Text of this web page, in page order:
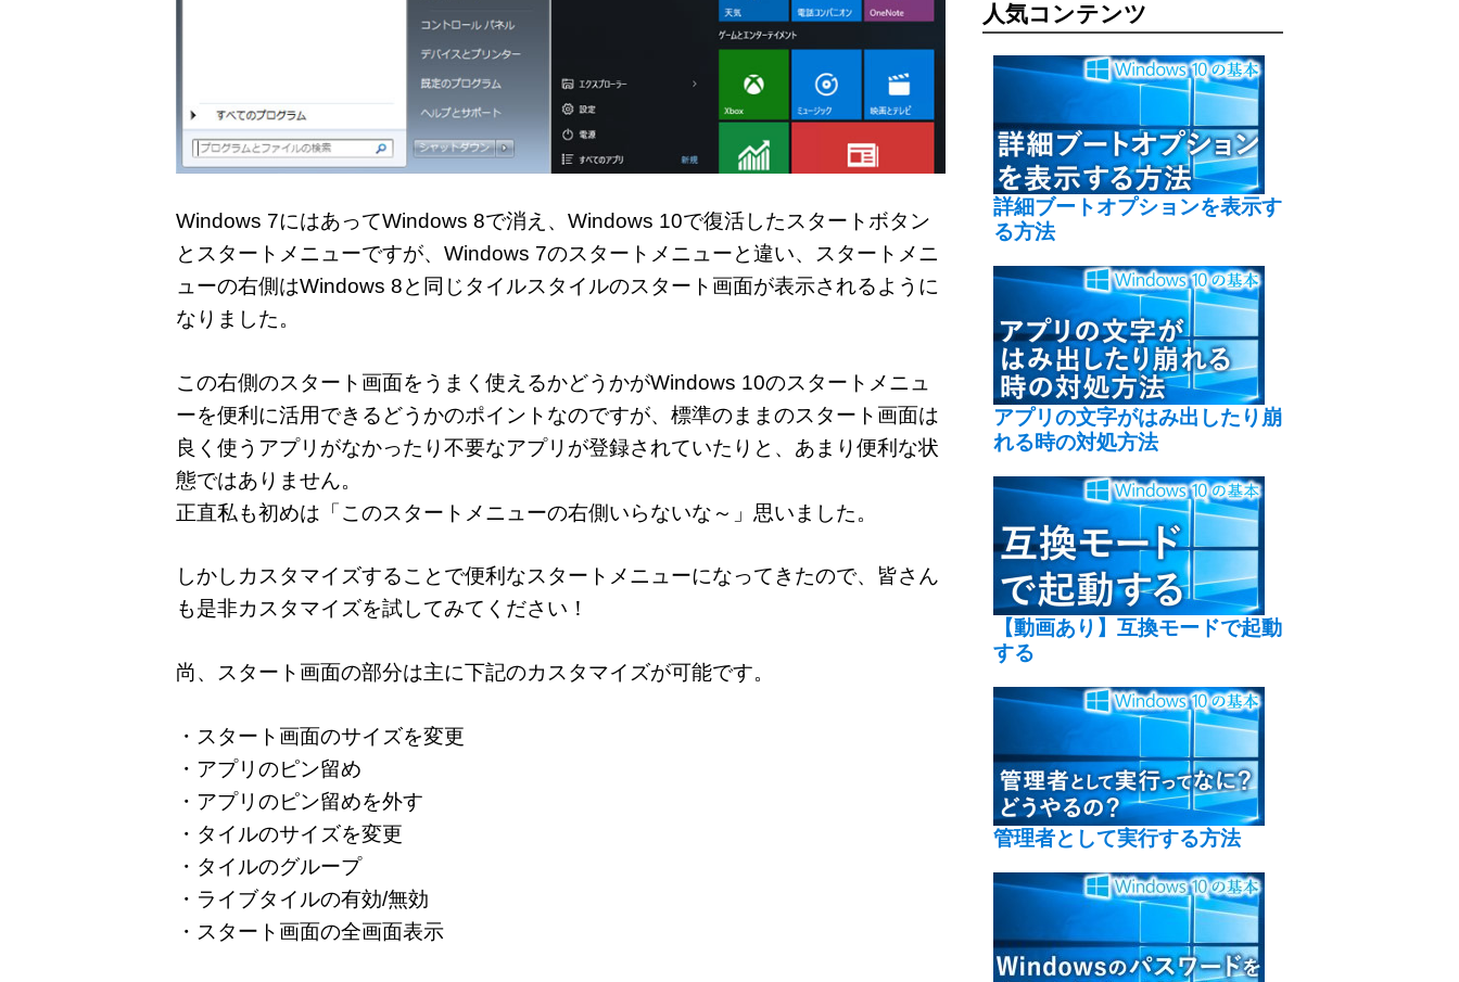
Windows 7にはあってWindows 8で消え、Windows 10で復活したスタートボタン
とスタートメニューですが、Windows 7のスタートメニューと違い、スタートメニ
ューの右側はWindows 8と同じタイルスタイルのスタート画面が表示されるように
なりました。
この右側のスタート画面をうまく使えるかどうかがWindows 10のスタートメニュ
ーを便利に活用できるどうかのポイントなのですが、標準のままのスタート画面は
良く使うアプリがなかったり不要なアプリが登録されていたりと、あまり便利な状
態ではありません。
正直私も初めは「このスタートメニューの右側いらないな～」思いました。
しかしカスタマイズすることで便利なスタートメニューになってきたので、皆さん
も是非カスタマイズを試してみてください！
尚、スタート画面の部分は主に下記のカスタマイズが可能です。
・スタート画面のサイズを変更
・アプリのピン留め
・アプリのピン留めを外す
・タイルのサイズを変更
・タイルのグループ
・ライブタイルの有効/無効
・スタート画面の全画面表示
人気コンテンツ
詳細ブートオプションを表示す
る方法
アプリの文字がはみ出したり崩
れる時の対処方法
【動画あり】互換モードで起動
する
管理者として実行する方法